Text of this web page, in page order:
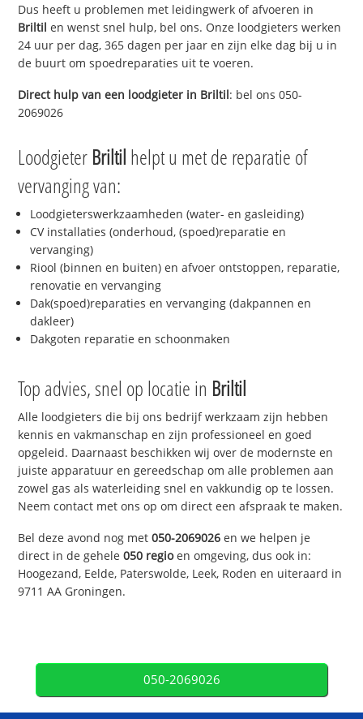
Dus heeft u problemen met leidingwerk of afvoeren in
Briltil en wenst snel hulp, bel ons. Onze loodgieters werken
24 uur per dag, 365 dagen per jaar en zijn elke dag bij u in
de buurt om spoedreparaties uit te voeren.
Direct hulp van een loodgieter in Briltil: bel ons 050-
2069026
Loodgieter Briltil helpt u met de reparatie of
vervanging van:
Loodgieterswerkzaamheden (water- en gasleiding)
CV installaties (onderhoud, (spoed)reparatie en
vervanging)
Riool (binnen en buiten) en afvoer ontstoppen, reparatie,
renovatie en vervanging
Dak(spoed)reparaties en vervanging (dakpannen en
dakleer)
Dakgoten reparatie en schoonmaken
Top advies, snel op locatie in Briltil
Alle loodgieters die bij ons bedrijf werkzaam zijn hebben
kennis en vakmanschap en zijn professioneel en goed
opgeleid. Daarnaast beschikken wij over de modernste en
juiste apparatuur en gereedschap om alle problemen aan
zowel gas als waterleiding snel en vakkundig op te lossen.
Neem contact met ons op om direct een afspraak te maken.
Bel deze avond nog met050-2069026 en we helpen je
direct in de gehele050 regioen omgeving, dus ook in:
Hoogezand, Eelde, Paterswolde, Leek, Roden en uiteraard in
9711 AA Groningen.
050-2069026